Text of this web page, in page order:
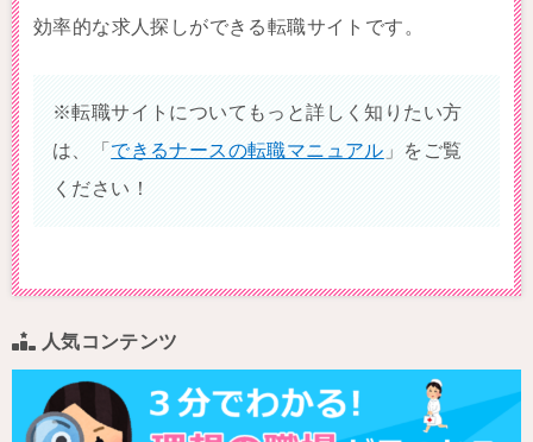
効率的な求人探しができる転職サイトです。
※転職サイトについてもっと詳しく知りたい方
は、「できるナースの転職マニュアル 」をご覧
ください！
人気コンテンツ